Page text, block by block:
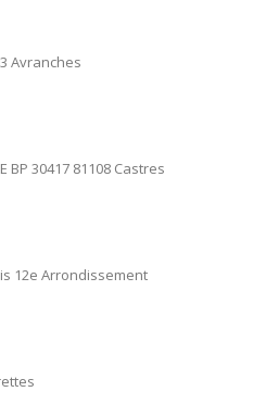
Avranches
BP 30417 81108 Castres
12e Arrondissement